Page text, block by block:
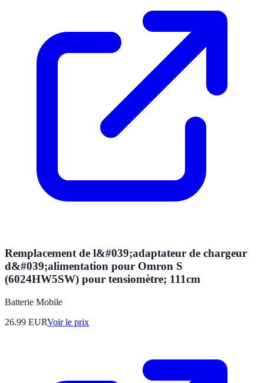
Remplacement de l&#039;adaptateur de chargeur
d&#039;alimentation pour Omron S
(6024HW5SW) pour tensiomètre; 111cm
Batterie Mobile
26.99 EURVoir le prix